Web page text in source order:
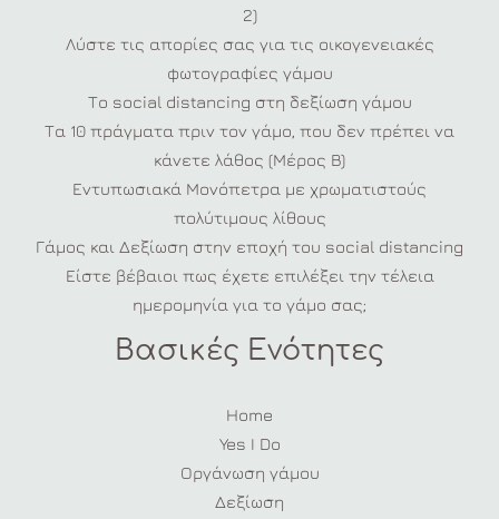
2)
Λύστε τις απορίες σας για τις οικογενειακές
φωτογραφίες γάμου
Το social distancing στη δεξίωση γάμου
Τα 10 πράγματα πριν τον γάμο, που δεν πρέπει να
κάνετε λάθος (Μέρος Β)
Εντυπωσιακά Μονόπετρα με χρωματιστούς
πολύτιμους λίθους
Γάμος και Δεξίωση στην εποχή του social distancing
Είστε βέβαιοι πως έχετε επιλέξει την τέλεια
ημερομηνία για το γάμο σας;
Βασικές Ενότητες
Home
Yes I Do
Οργάνωση γάμου
Δεξίωση